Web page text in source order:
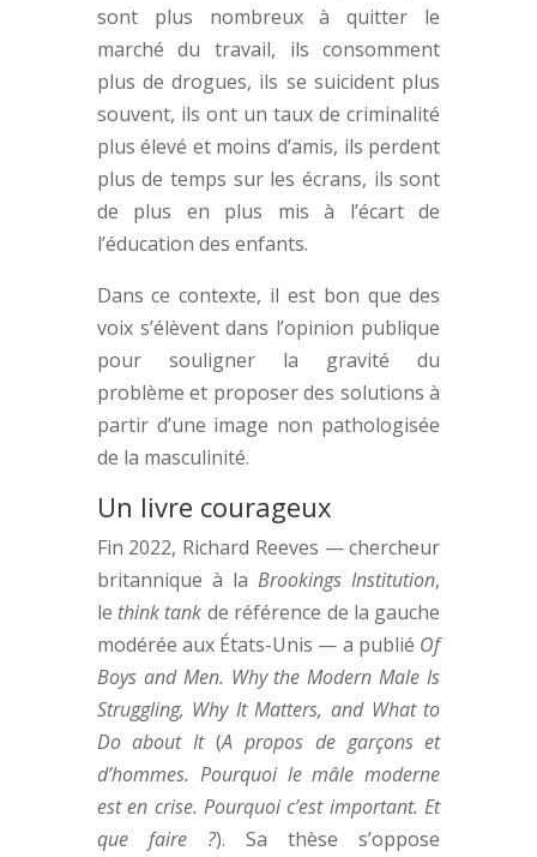
sont plus nombreux à quitter le
marché du travail, ils consomment
plus de drogues, ils se suicident plus
souvent, ils ont un taux de criminalité
plus élevé et moins d’amis, ils perdent
plus de temps sur les écrans, ils sont
de plus en plus mis à l’écart de
l’éducation des enfants.
Dans ce contexte, il est bon que des
voix s’élèvent dans l’opinion publique
pour souligner la gravité du
problème et proposer des solutions à
partir d’une image non pathologisée
de la masculinité.
Un livre courageux
Fin 2022, Richard Reeves — chercheur
britannique à laBrookings Institution,
le think tank de référence de la gauche
modérée aux États-Unis — a publié Of
Boys and Men. Why the Modern Male Is
Struggling, Why It Matters, and What to
Do about It(A propos de garçons et
d’hommes. Pourquoi le mâle moderne
est en crise. Pourquoi c’est important. Et
que faire ?). Sa thèse s’oppose